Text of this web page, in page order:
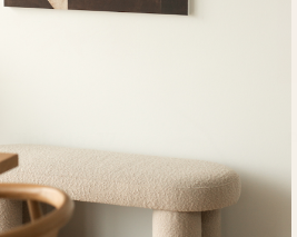
Pink No. 17
Fra850,00 kr.